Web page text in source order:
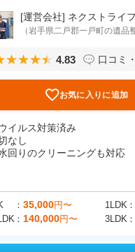
[運営会社] ネクストライ
（岩手県二戸郡一戸町の遺品
4.83 口コミ
お気に入りに追加
イルス対策済み
なし
回りのクリーニングも対応
35,000円〜 1LDK
140,000円〜 3LDK